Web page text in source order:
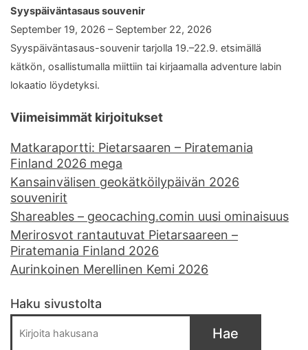
Syyspäiväntasaus souvenir
September 19, 2026 – September 22, 2026
Syyspäiväntasaus-souvenir tarjolla 19.–22.9. etsimällä
kätkön, osallistumalla miittiin tai kirjaamalla adventure labin
lokaatio löydetyksi.
Viimeisimmät kirjoitukset
Matkaraportti: Pietarsaaren – Piratemania
Finland 2026 mega
Kansainvälisen geokätköilypäivän 2026
souvenirit
Shareables – geocaching.comin uusi ominaisuus
Merirosvot rantautuvat Pietarsaareen –
Piratemania Finland 2026
Aurinkoinen Merellinen Kemi 2026
Haku sivustolta
Hae